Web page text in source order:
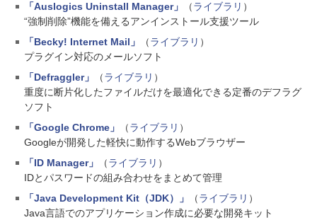
「Auslogics Uninstall Manager」
（ライブラリ ）
“強制削除”機能を備えるアンインストール支援ツール
「Becky! Internet Mail」
（ライブラリ ）
プラグイン対応のメールソフト
「Defraggler」
（ライブラリ ）
重度に断片化したファイルだけを最適化できる定番のデフラグ
ソフト
「Google Chrome」
（ライブラリ ）
Googleが開発した軽快に動作するWebブラウザー
「ID Manager」
（ライブラリ ）
IDとパスワードの組み合わせをまとめて管理
「Java Development Kit（JDK）」
（ライブラリ ）
Java言語でのアプリケーション作成に必要な開発キット